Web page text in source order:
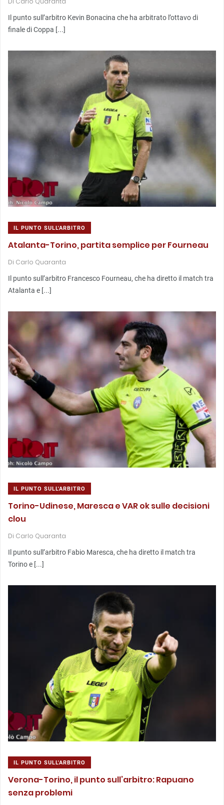
Il punto sull’arbitro Kevin Bonacina che ha arbitrato l’ottavo di
finale di Coppa [...]
IL PUNTO SULL'ARBITRO
Atalanta-Torino, partita semplice per Fourneau
Di Carlo Quaranta
Il punto sull’arbitro Francesco Fourneau, che ha diretto il match tra
Atalanta e [...]
IL PUNTO SULL'ARBITRO
Torino-Udinese, Maresca e VAR ok sulle decisioni
clou
Di Carlo Quaranta
Il punto sull’arbitro Fabio Maresca, che ha diretto il match tra
Torino e [...]
IL PUNTO SULL'ARBITRO
Verona-Torino, il punto sull’arbitro: Rapuano
senza problemi